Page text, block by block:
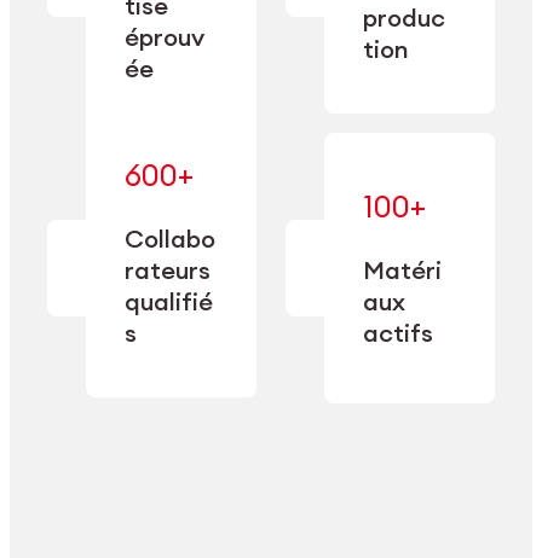
éprouv
ée
1885.
produc
tion
double
600+
Collabo
rateurs
qualifié
s
expertise
transformée
performance
100+
Matéri
aux
actifs
— maîtrisés
et adaptés
exigences
de chaque
secteur.